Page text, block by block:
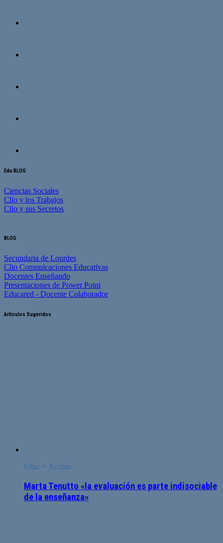
Edu BLOG
Ciencias Sociales
Clio y los Trabajos
Clio y sus Secretos
BLOG
Secundaria de Lourdes
Clio Comunicaciones Educativas
Docentes Enseñando
Presentaciones de Power Point
Educared - Docente Colaborador
Artículos Sugeridos
Educ + Acción
Marta Tenutto «la evaluación es parte indisociable
de la enseñanza»